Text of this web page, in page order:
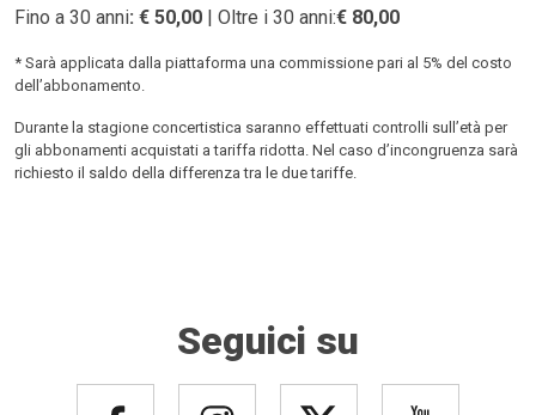
Fino a 30 anni: € 50,00 | Oltre i 30 anni:€ 80,00
* Sarà applicata dalla piattaforma una commissione pari al 5% del costo
dell’abbonamento.
Durante la stagione concertistica saranno effettuati controlli sull’età per
gli abbonamenti acquistati a tariffa ridotta. Nel caso d’incongruenza sarà
richiesto il saldo della differenza tra le due tariffe.
Seguici su